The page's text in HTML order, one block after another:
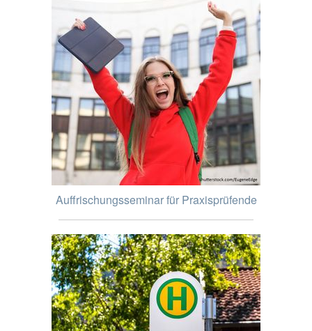
Auffrischungsseminar für Praxisprüfende